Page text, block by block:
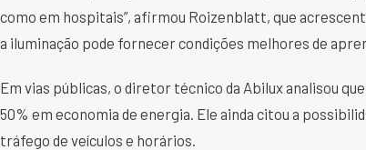
como em hospitais”, afirmou Roizenblatt, que
a iluminação pode fornecer condições melhores de
Em vias públicas, o diretor técnico da Abilux analisou
50% em economia de energia. Ele ainda citou a
tráfego de veículos e horários.